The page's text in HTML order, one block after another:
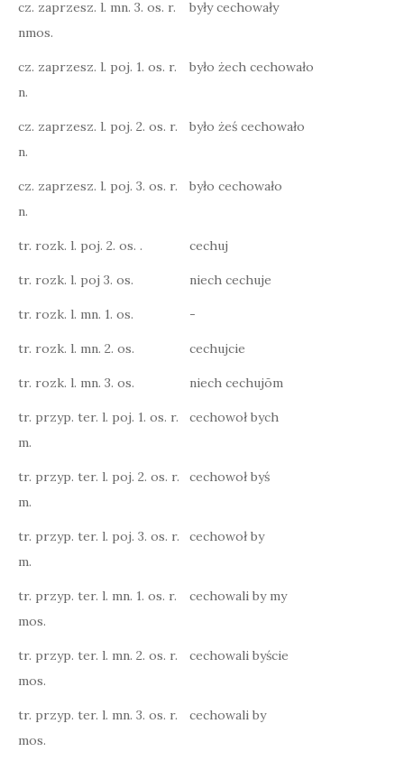
cz. zaprzesz. l. mn. 3. os. r.
nmos.
były cechowały
cz. zaprzesz. l. poj. 1. os. r.
n.
było żech cechowało
cz. zaprzesz. l. poj. 2. os. r.
n.
było żeś cechowało
cz. zaprzesz. l. poj. 3. os. r.
n.
było cechowało
tr. rozk. l. poj. 2. os. . cechuj
tr. rozk. l. poj 3. os. niech cechuje
tr. rozk. l. mn. 1. os. -
tr. rozk. l. mn. 2. os. cechujcie
tr. rozk. l. mn. 3. os. niech cechujōm
tr. przyp. ter. l. poj. 1. os. r.
m.
cechowoł bych
tr. przyp. ter. l. poj. 2. os. r.
m.
cechowoł byś
tr. przyp. ter. l. poj. 3. os. r.
m.
cechowoł by
tr. przyp. ter. l. mn. 1. os. r.
mos.
cechowali by my
tr. przyp. ter. l. mn. 2. os. r.
mos.
cechowali byście
tr. przyp. ter. l. mn. 3. os. r.
mos.
cechowali by